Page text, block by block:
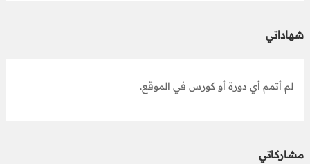
شهاداتي
لم أتمم أي دورة أو كورس في الموقع.
مشاركاتي